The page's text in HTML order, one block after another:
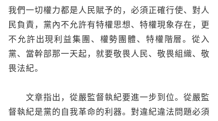
我們一切權力都是人民賦予的，必須正確行使、對人
民負責，黨內不允許有特權思想、特權現象存在，更
不允許出現利益集團、權勢團體、特權階層。從入
黨、當幹部那一天起，就要敬畏人民、敬畏組織、敬
畏法紀。
文章指出，從嚴監督執紀要進一步到位。從嚴監
督執紀是黨的自我革命的利器。對違紀違法問題必須